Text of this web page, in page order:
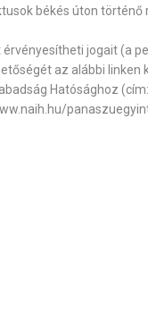
békés úton történő
jogait (a
az alábbi
Hatósághoz